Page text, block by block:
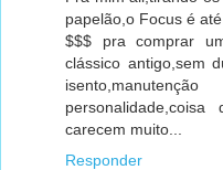
papelão,o Focus é
$$$ pra comprar
clássico antigo,sem
carecem muito...
Responder